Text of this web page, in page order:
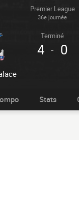
Premier League
36e journée
Terminé
4 - 0
Stats